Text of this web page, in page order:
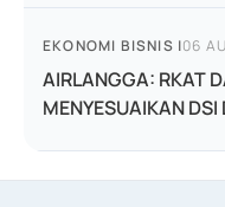
EKONOMI BISNIS |06
AIRLANGGA: RKAT
MENYESUAIKAN DSI